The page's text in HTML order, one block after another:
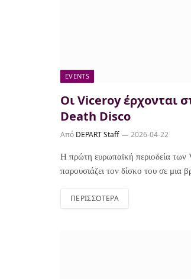
EVENTS
Οι Viceroy έρχονται
Death Disco
Από DEPART Staff 2026-04-22
Η πρώτη ευρωπαϊκή περιοδεία
παρουσιάζει τον δίσκο του σε μια
ΠΕΡΙΣΣΌΤΕΡΑ